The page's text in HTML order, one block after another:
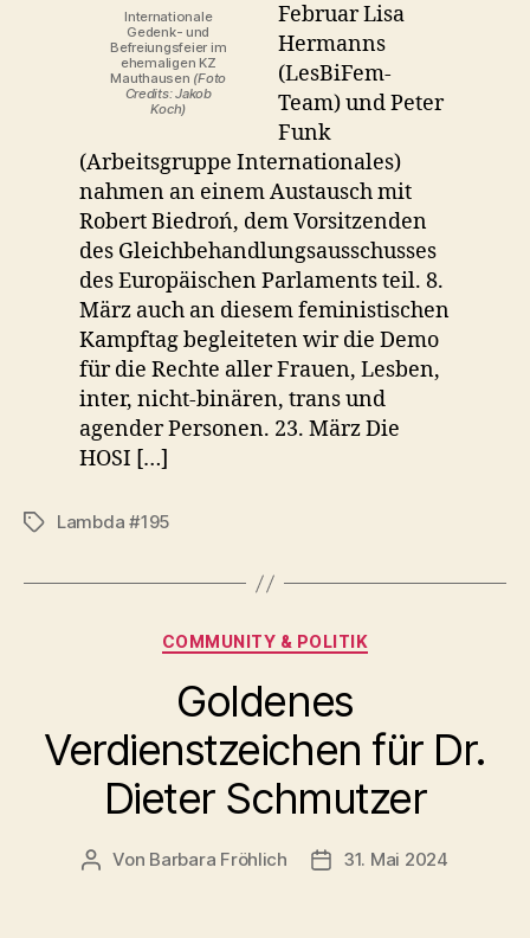
Internationale
Gedenk- und
Befreiungsfeier im
ehemaligen KZ
Mauthausen (Foto
Credits: Jakob
Koch)
Februar Lisa
Hermanns
(LesBiFem-
Team) und Peter
Funk
(Arbeitsgruppe Internationales)
nahmen an einem Austausch mit
Robert Biedroń, dem Vorsitzenden
des Gleichbehandlungsausschusses
des Europäischen Parlaments teil. 8.
März auch an diesem feministischen
Kampftag begleiteten wir die Demo
für die Rechte aller Frauen, Lesben,
inter, nicht-binären, trans und
agender Personen. 23. März Die
HOSI […]
Schlagwörter
Lambda #195
Kategorien
COMMUNITY & POLITIK
Goldenes
Verdienstzeichen für Dr.
Dieter Schmutzer
Beitragsautor
Von Barbara Fröhlich Beitragsdatum
31. Mai 2024